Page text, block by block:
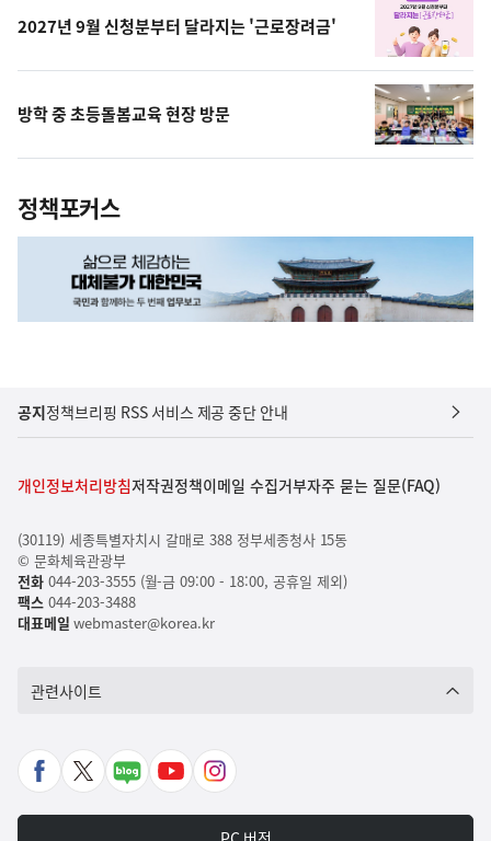
2027년 9월 신청분부터 달라지는 '근로장려금'
방학 중 초등돌봄교육 현장 방문
정책포커스
공지정책브리핑 RSS 서비스 제공 중단 안내
개인정보처리방침저작권정책이메일 수집거부자주 묻는 질문(FAQ)
(30119) 세종특별자치시 갈매로 388 정부세종청사 15동
© 문화체육관광부
전화044-203-3555 (월-금 09:00 - 18:00, 공휴일 제외)
팩스044-203-3488
대표메일 webmaster@korea.kr
관련사이트
페
X
네
유
인
타